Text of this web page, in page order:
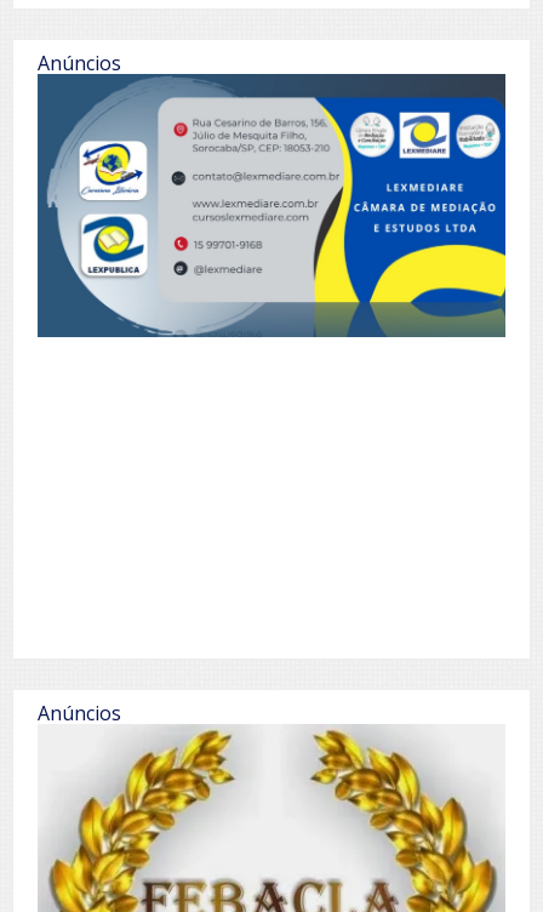
Anúncios
Anúncios